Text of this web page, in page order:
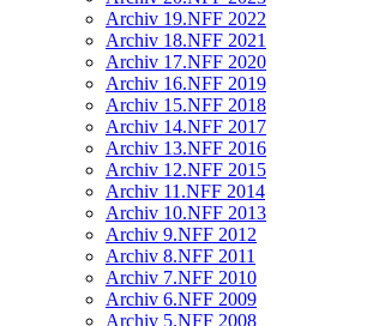
Archiv 19.NFF 2022
Archiv 18.NFF 2021
Archiv 17.NFF 2020
Archiv 16.NFF 2019
Archiv 15.NFF 2018
Archiv 14.NFF 2017
Archiv 13.NFF 2016
Archiv 12.NFF 2015
Archiv 11.NFF 2014
Archiv 10.NFF 2013
Archiv 9.NFF 2012
Archiv 8.NFF 2011
Archiv 7.NFF 2010
Archiv 6.NFF 2009
Archiv 5.NFF 2008